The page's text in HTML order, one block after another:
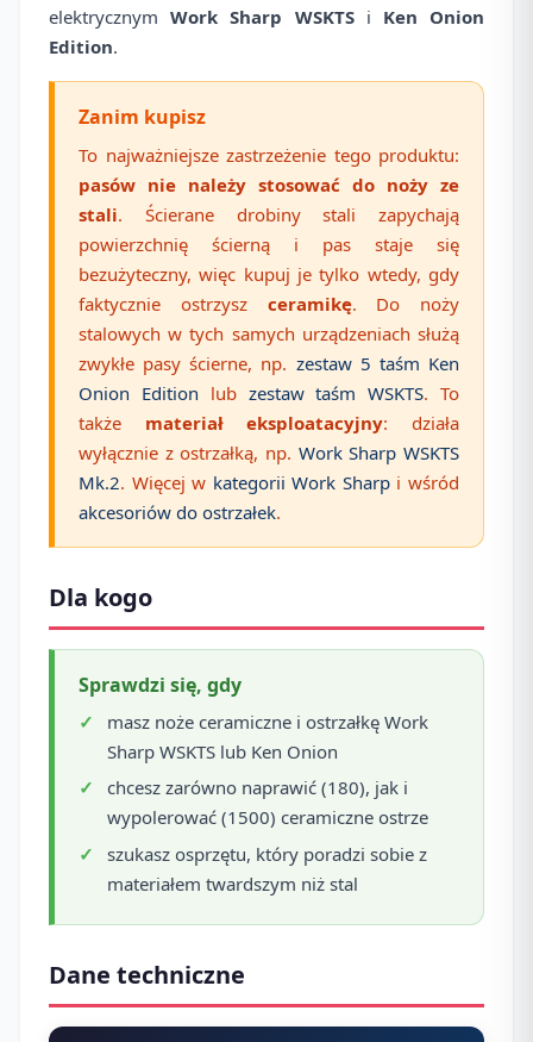
elektrycznymWork Sharp WSKTSi Ken Onion
Edition.
Zanim kupisz
To najważniejsze zastrzeżenie tego produktu:
pasów nie należy stosować do noży ze
stali. Ścierane drobiny stali zapychają
powierzchnię ścierną i pas staje się
bezużyteczny, więc kupuj je tylko wtedy, gdy
faktycznie ostrzysz ceramikę. Do noży
stalowych w tych samych urządzeniach służą
zwykłe pasy ścierne, np. zestaw 5 taśm Ken
Onion Edition lub zestaw taśm WSKTS. To
także materiał eksploatacyjny: działa
wyłącznie z ostrzałką, np. Work Sharp WSKTS
Mk.2. Więcej w kategorii Work Sharpi wśród
akcesoriów do ostrzałek.
Dla kogo
Sprawdzi się, gdy
masz noże ceramiczne i ostrzałkę Work
Sharp WSKTS lub Ken Onion
chcesz zarówno naprawić (180), jak i
wypolerować (1500) ceramiczne ostrze
szukasz osprzętu, który poradzi sobie z
materiałem twardszym niż stal
Dane techniczne